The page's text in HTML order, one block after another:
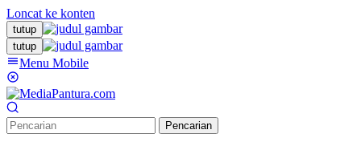
Loncat ke konten
tutup
tutup
Menu Mobile
Pencarian